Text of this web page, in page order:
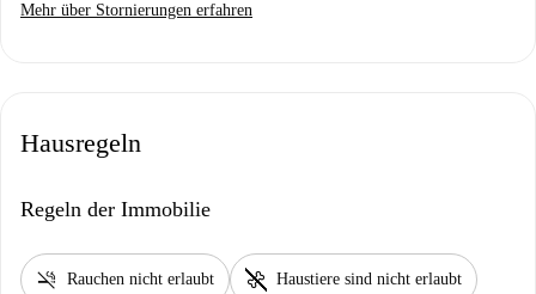
Mehr über Stornierungen erfahren
Hausregeln
Regeln der Immobilie
smoke_free Rauchen nicht erlaubt pet_supplies Haustiere sind nicht erlaubt